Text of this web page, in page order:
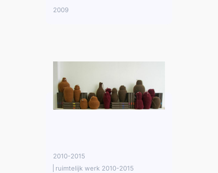
2009
2010-2015
ruimtelijk werk 2010-2015